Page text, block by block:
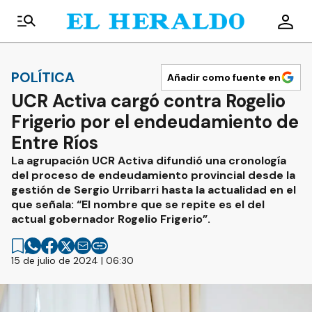
POLÍTICA Añadir como fuente en
UCR Activa cargó contra Rogelio
Frigerio por el endeudamiento de
Entre Ríos
La agrupación UCR Activa difundió una cronología
del proceso de endeudamiento provincial desde la
gestión de Sergio Urribarri hasta la actualidad en el
que señala: “El nombre que se repite es el del
actual gobernador Rogelio Frigerio”.
15 de julio de 2024 | 06:30